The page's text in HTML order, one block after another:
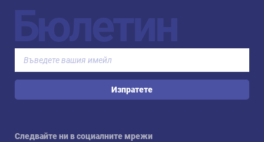
Бюлетин
Изпратете
Следвайте ни в социалните мрежи